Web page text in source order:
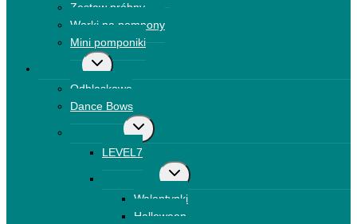
Zestaw próbny
Worki na pompony
Mini pomponiki
Przełącz
Odblaskowe
Dance Bows
Przełącz
menu
podrzędne
LEVEL7
Przełącz
menu
podrzędne
Walentynki
Halloween